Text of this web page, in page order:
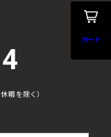
暇を除く）
カート